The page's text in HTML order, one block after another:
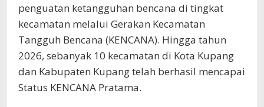
penguatan ketangguhan bencana di tingkat
kecamatan melalui Gerakan Kecamatan
Tangguh Bencana (KENCANA). Hingga tahun
2026, sebanyak 10 kecamatan di Kota Kupang
dan Kabupaten Kupang telah berhasil mencapai
Status KENCANA Pratama.